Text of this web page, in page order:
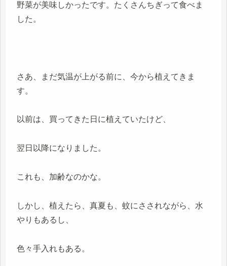
野菜が美味しかったです。たくさんちぎって食べま
した。
さあ、まだ気温が上がる前に、今から植えてきま
す。
以前は、買ってきた日に植えていたけど、
翌日以降になりました。
これも、加齢なのかな。
しかし、植えたら、真夏も、蚊にさされながら、水
やりもあるし、
色々手入れもある。